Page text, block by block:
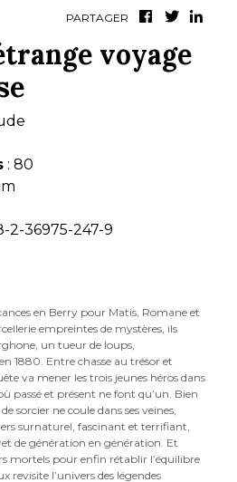
voyage
: 80
2-36975-247-9
PARTAGER
en Berry pour Matis, Romane et
empreintes de mystères, ils
un tueur de loups,
1880. Entre chasse au trésor et
va mener les trois jeunes héros dans
passé et présent ne font qu’un. Bien
sorcier ne coule dans ses veines,
surnaturel, fascinant et terrifiant,
de génération en génération. Et
mortels pour enfin rétablir l’équilibre
revisite l’univers des légendes